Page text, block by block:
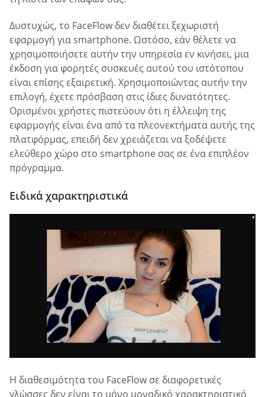
Δυστυχώς, το FaceFlow δεν διαθέτει ξεχωριστή
εφαρμογή για smartphone. Ωστόσο, εάν θέλετε να
χρησιμοποιήσετε αυτήν την υπηρεσία εν κινήσει, μια
έκδοση για φορητές συσκευές αυτού του ιστότοπου
είναι επίσης εξαιρετική. Χρησιμοποιώντας αυτήν την
επιλογή, έχετε πρόσβαση στις ίδιες δυνατότητες.
Ορισμένοι χρήστες πιστεύουν ότι η έλλειψη της
εφαρμογής είναι ένα από τα πλεονεκτήματα αυτής της
πλατφόρμας, επειδή δεν χρειάζεται να ξοδέψετε
ελεύθερο χώρο στο smartphone σας σε ένα επιπλέον
πρόγραμμα.
Ειδικά χαρακτηριστικά
Η διαθεσιμότητα του FaceFlow σε διαφορετικές
γλώσσες δεν είναι το μόνο μοναδικό χαρακτηριστικό